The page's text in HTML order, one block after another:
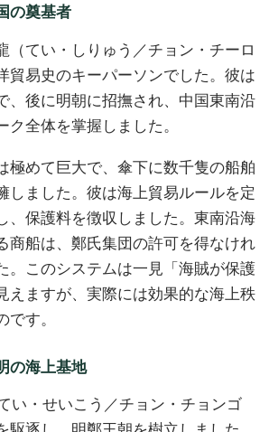
の奠基者
（てい・しりゅう／チョン・チーロ
貿易史のキーパーソンでした。彼は
、後に明朝に招撫され、中国東南沿
ク全体を掌握しました。
極めて巨大で、傘下に数千隻の船舶
しました。彼は海上貿易ルールを定
、保護料を徴収しました。東南沿海
商船は、鄭氏集団の許可を得なけれ
。このシステムは一見「海賊が保護
えますが、実際には効果的な海上秩
です。
の海上基地
い・せいこう／チョン・チョンゴ